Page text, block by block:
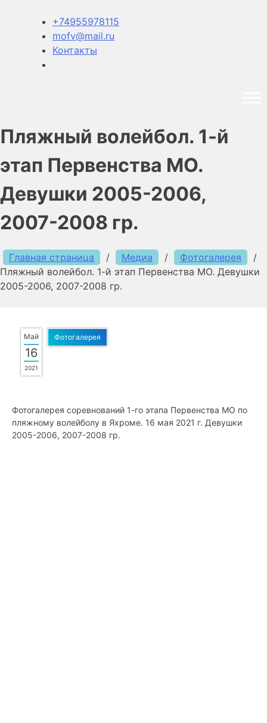
+74955978115
mofv@mail.ru
Контакты
Пляжный волейбол. 1-й
этап Первенства МО.
Девушки 2005-2006,
2007-2008 гр.
Главная страница / Медиа / Фотогалерея
/
Пляжный волейбол. 1-й этап Первенства МО. Девушки
2005-2006, 2007-2008 гр.
Май
16
2021
Фотогалерея
Фотогалерея соревнований 1-го этапа Первенства МО по
пляжному волейболу в Яхроме. 16 мая 2021 г. Девушки
2005-2006, 2007-2008 гр.